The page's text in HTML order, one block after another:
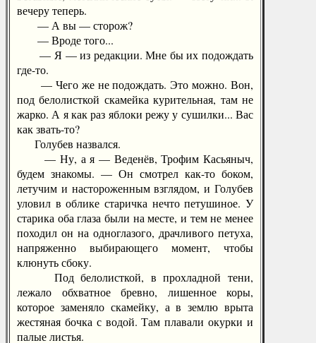
вечеру теперь.
— А вы — сторож?
— Вроде того...
— Я — из редакции. Мне бы их подождать
где-то.
— Чего же не подождать. Это можно. Вон,
под белолисткой скамейка курительная, там не
жарко. А я как раз яблоки режу у сушилки... Вас
как звать-то?
Голубев назвался.
— Ну, а я — Веденёв, Трофим Касьяныч,
будем знакомы. — Он смотрел как-то боком,
летучим и настороженным взглядом, и Голубев
уловил в облике старичка нечто петушиное. У
старика оба глаза были на месте, и тем не менее
походил он на одноглазого, драчливого петуха,
напряженно выбирающего момент, чтобы
клюнуть сбоку.
Под белолисткой, в прохладной тени,
лежало обхватное бревно, лишенное коры,
которое заменяло скамейку, а в землю врыта
жестяная бочка с водой. Там плавали окурки и
палые листья.